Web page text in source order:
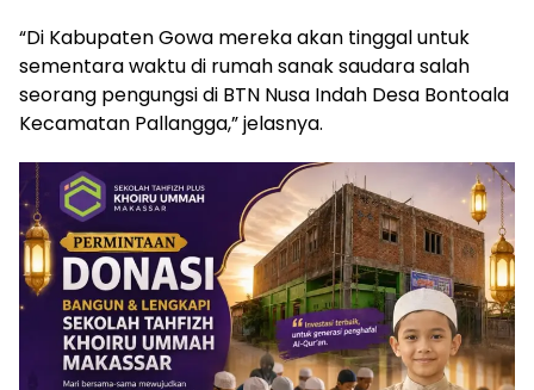
“Di Kabupaten Gowa mereka akan tinggal untuk
sementara waktu di rumah sanak saudara salah
seorang pengungsi di BTN Nusa Indah Desa Bontoala
Kecamatan Pallangga,” jelasnya.